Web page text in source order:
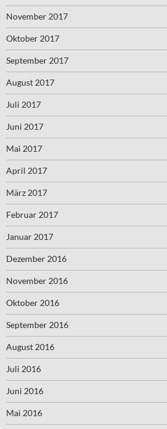
November 2017
Oktober 2017
September 2017
August 2017
Juli 2017
Juni 2017
Mai 2017
April 2017
März 2017
Februar 2017
Januar 2017
Dezember 2016
November 2016
Oktober 2016
September 2016
August 2016
Juli 2016
Juni 2016
Mai 2016